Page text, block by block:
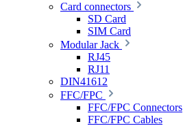
Card connectors
SD Card
SIM Card
Modular Jack
RJ45
RJ11
DIN41612
FFC/FPC
FFC/FPC Connectors
FFC/FPC Cables